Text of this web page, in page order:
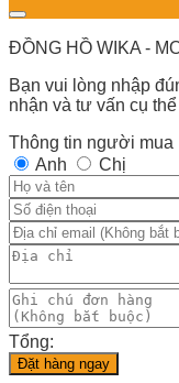
ĐỒNG HỒ WIKA -
Bạn vui lòng nhập
nhận và tư vấn cụ
Thông tin người mua
Anh
Chị
Tổng:
Đặt hàng ngay